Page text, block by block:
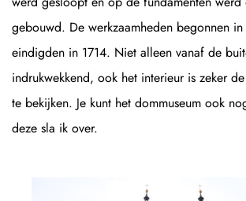
gebouwd. De werkzaamheden begonnen
eindigden in 1714. Niet alleen vanaf de
indrukwekkend, ook het interieur is zeker
te bekijken. Je kunt het dommuseum ook
deze sla ik over.